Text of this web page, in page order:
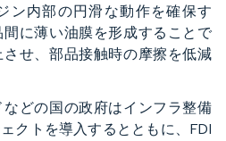
ン内部の円滑な動作を確保す
に薄い油膜を形成することで
せ、部品接触時の摩擦を低減
どの国の政府はインフラ整備
クトを導入するとともに、FDI